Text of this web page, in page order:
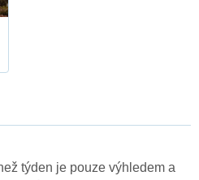
týden je pouze výhledem a